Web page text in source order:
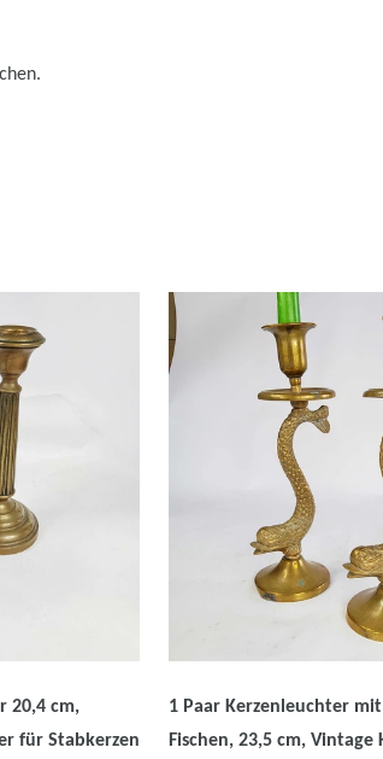
20,4 cm,
für Stabkerzen
1 Paar Kerzenleuchter
Fischen, 23,5 cm, Vintage